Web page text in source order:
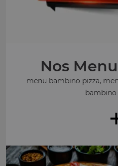
Nos
menu bambino pizza,